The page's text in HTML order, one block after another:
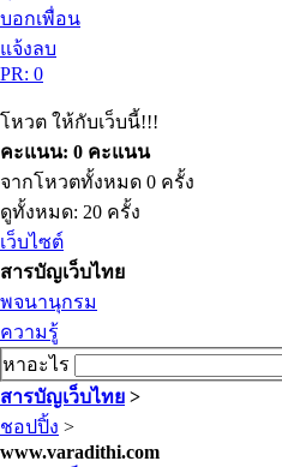
บอกเพื่อน
แจ้งลบ
PR: 0
โหวต ให้กับเว็บนี้!!!
คะแนน: 0 คะแนน
จากโหวตทั้งหมด 0 ครั้ง
ดูทั้งหมด: 20 ครั้ง
เว็บไซต์
สารบัญเว็บไทย
พจนานุกรม
ความรู้
หาอะไร
สารบัญเว็บไทย >
ชอปปิ้ง >
www.varadithi.com